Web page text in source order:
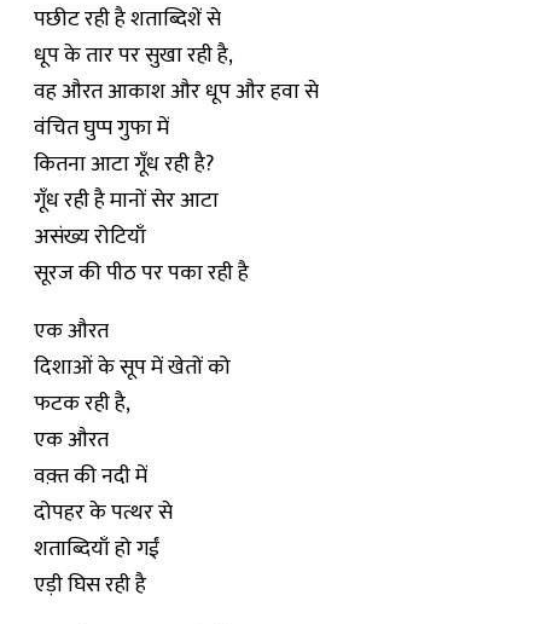
पछीट रही है शताब्दिशें से
धूप के तार पर सुखा रही है,
वह औरत आकाश और धूप और हवा से
वंचित घुप्प गुफा में
कितना आटा गूँध रही है?
गूँध रही है मानों सेर आटा
असंख्य रोटियाँ
सूरज की पीठ पर पका रही है
एक औरत
दिशाओं के सूप में खेतों को
फटक रही है,
एक औरत
वक़्त की नदी में
दोपहर के पत्थर से
शताब्दियाँ हो गईं
एड़ी घिस रही है